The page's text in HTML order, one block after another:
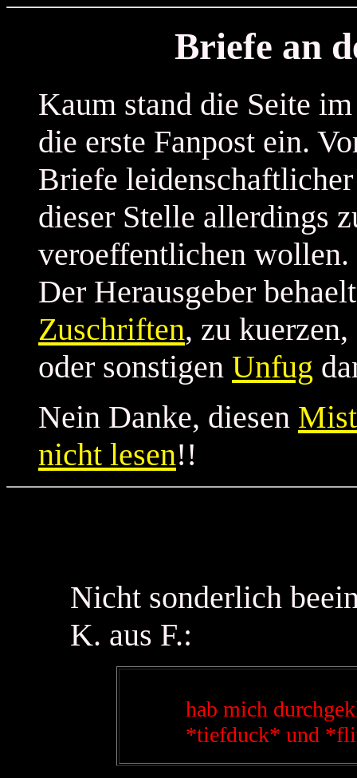
Briefe an
Kaum stand die Seite
die erste Fanpost ein.
Briefe
dieser Stelle allerdings
veroeffentlichen wollen.
Der Herausgeber
Zuschriften, zu
oder sonstigen Unfug
Nein Danke, diesen Mist
nicht lesen!!
Nicht sonderlich
K. aus F.:
hab mich
*tiefduck* und